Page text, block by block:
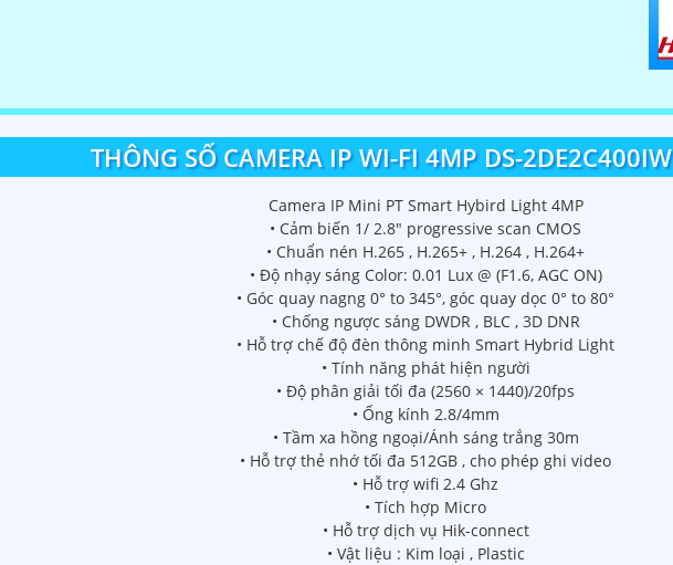
THÔNG SỐ CAMERA IP WI-FI 4MP DS-
Camera IP Mini PT Smart Hybird Light 4MP
• Cảm biến 1/ 2.8" progressive scan CMOS
• Chuẩn nén H.265 , H.265+ , H.264 , H.264+
• Độ nhạy sáng Color: 0.01 Lux @ (F1.6, AGC ON)
• Góc quay nagng 0° to 345°, góc quay dọc 0° to 80°
• Chống ngược sáng DWDR , BLC , 3D DNR
• Hỗ trợ chế độ đèn thông minh Smart Hybrid Light
• Tính năng phát hiện người
• Độ phân giải tối đa (2560 × 1440)/20fps
• Ống kính 2.8/4mm
• Tầm xa hồng ngoại/Ánh sáng trắng 30m
• Hỗ trợ thẻ nhớ tối đa 512GB , cho phép ghi video
• Hỗ trợ wifi 2.4 Ghz
• Tích hợp Micro
• Hỗ trợ dịch vụ Hik-connect
• Vật liệu : Kim loại , Plastic